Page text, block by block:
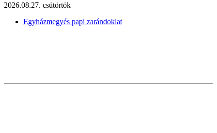
2026.08.27. csütörtök
Egyházmegyés papi zarándoklat